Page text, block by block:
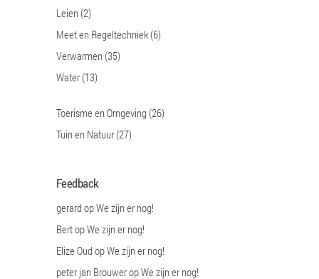
Leien (2)
Meet en Regeltechniek (6)
Verwarmen (35)
Water (13)
Toerisme en Omgeving (26)
Tuin en Natuur (27)
Feedback
gerard opWe zijn er nog!
BertopWe zijn er nog!
Elize Oud opWe zijn er nog!
peter jan BrouweropWe zijn er nog!